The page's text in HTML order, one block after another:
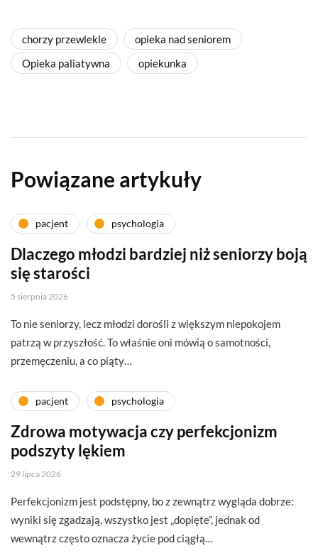
chorzy przewlekle
opieka nad seniorem
Opieka paliatywna
opiekunka
Powiązane artykuły
pacjent psychologia
Dlaczego młodzi bardziej niż seniorzy boją
się starości
5 sierpnia 2026
To nie seniorzy, lecz młodzi dorośli z większym niepokojem
patrzą w przyszłość. To właśnie oni mówią o samotności,
przemęczeniu, a co piąty…
pacjent psychologia
Zdrowa motywacja czy perfekcjonizm
podszyty lękiem
29 lipca 2026
Perfekcjonizm jest podstępny, bo z zewnątrz wygląda dobrze:
wyniki się zgadzają, wszystko jest „dopięte”, jednak od
wewnątrz często oznacza życie pod ciągłą…